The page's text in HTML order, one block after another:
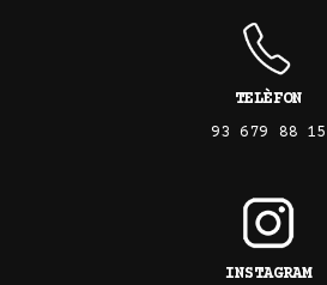
TELÈFON
93 679 88 15
INSTAGRAM